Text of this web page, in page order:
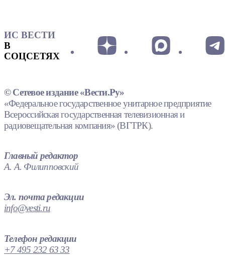
ИС ВЕСТИ
В
СОЦСЕТЯХ
© Сетевое издание «Вести.Ру»
«Федеральное государственное унитарное предприятие
Всероссийская государственная телевизионная и
радиовещательная компания» (ВГТРК).
Главный редактор
А. А. Филипповский
Эл. почта редакции
info@vesti.ru
Телефон редакции
+7 495 232 63 33